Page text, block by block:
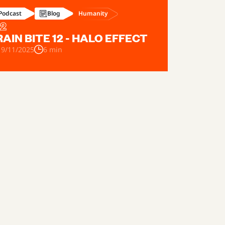
Blog Humanity
BITE 12 - HALO EFFECT
11/2025 6 min